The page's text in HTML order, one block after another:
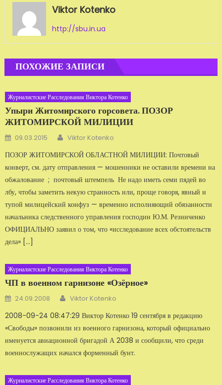
Viktor Kotenko
http://sbu.in.ua
ПОХОЖИЕ ЗАПИСИ
Журналистские Расследования Виктора Котенко
Упыри Житомирского горсовета. ПОЗОР
ЖИТОМИРСКОЙ МИЛИЦИИ
Добавлено
09.03.2015 Автор
Viktor Kotenko
ПОЗОР ЖИТОМИРСКОЙ ОБЛАСТНОЙ МИЛИЦИИ: Почтовый
конверт, см. дату отправления — мошенники не оставили времени на
обжалование ; почтовый штемпель Не надо иметь семи пядей во
лбу, чтобы заметить некую странность или, проще говоря, явный и
тупой милицейский конфуз — временно исполняющий обязанности
начальника следственного управления господин Ю.М. Резниченко
ОФИЦИАЛЬНО заявил о том, что «исследование всех обстоятельств
дела» […]
Журналистские Расследования Виктора Котенко
ЧП в военном гарнизоне «Озёрное»
Добавлено
24.09.2008 Автор
Viktor Kotenko
2008-09-24 08:47:29 Виктор Котенко 19 сентября в редакцию
«Свободы» позво­нили из военного гарнизона, который официально
именуется авиационной бри­гадой А 2038 и сообщили, что среди
воен­нослужащих начался форменный бунт.
Журналистские Расследования Виктора Котенко